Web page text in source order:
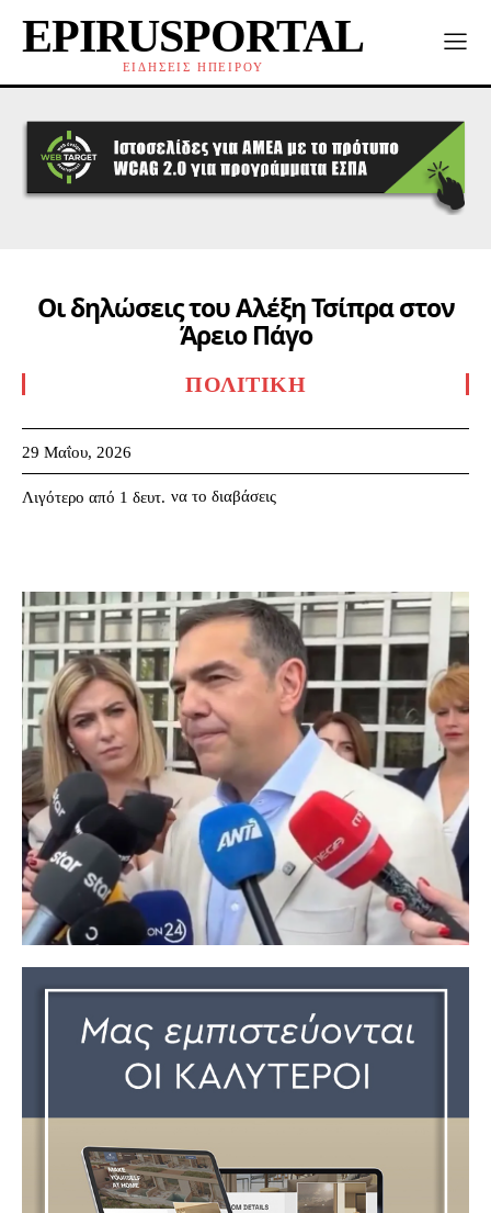
EPIRUSPORTAL
ΕΙΔΗΣΕΙΣ ΗΠΕΙΡΟΥ
Οι δηλώσεις του Αλέξη Τσίπρα στον
Άρειο Πάγο
ΠΟΛΙΤΙΚΉ
29 Μαΐου, 2026
Λιγότερο από 1 δευτ. να το διαβάσεις